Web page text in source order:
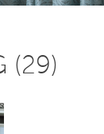
(29)